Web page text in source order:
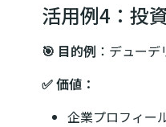
活用例4：投
🎯 目的例 ：デュー
✅ 価値：
企業プロフィー